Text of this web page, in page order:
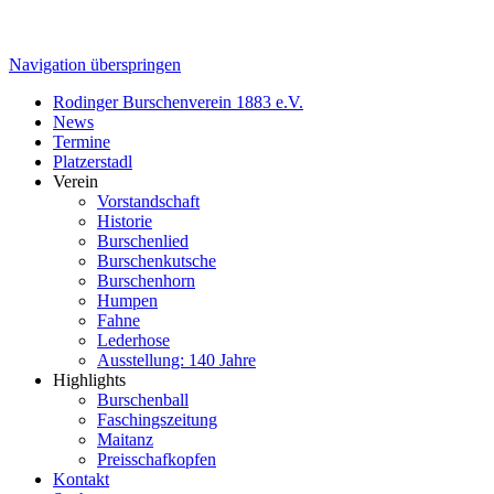
Navigation überspringen
Rodinger Burschenverein 1883 e.V.
News
Termine
Platzerstadl
Verein
Vorstandschaft
Historie
Burschenlied
Burschenkutsche
Burschenhorn
Humpen
Fahne
Lederhose
Ausstellung: 140 Jahre
Highlights
Burschenball
Faschingszeitung
Maitanz
Preisschafkopfen
Kontakt